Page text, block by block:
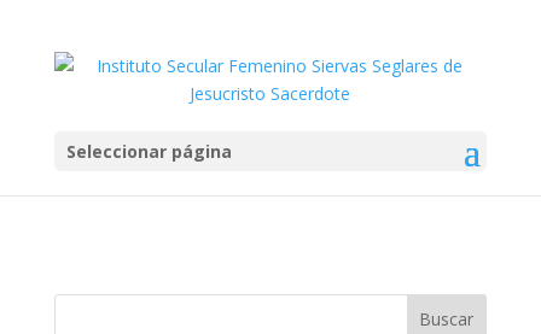
Seleccionar página
Para Nosotras diciembre
Marianna Navarrete